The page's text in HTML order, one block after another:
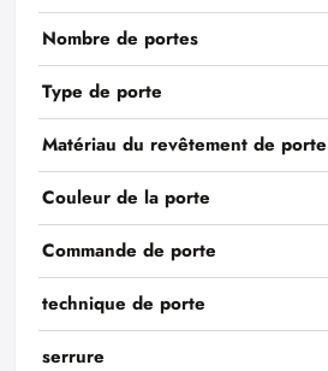
Nombre de portes
Type de porte
Matériau du revêtement de porte
Couleur de la porte
Commande de porte
technique de porte
serrure